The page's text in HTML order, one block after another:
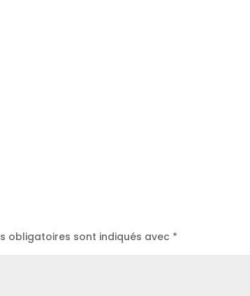
obligatoires sont indiqués avec *